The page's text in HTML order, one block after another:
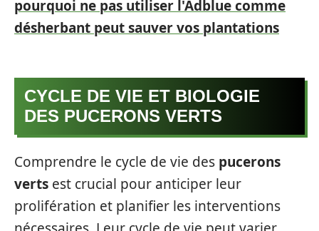
pourquoi ne pas utiliser l'Adblue comme
désherbant peut sauver vos plantations
CYCLE DE VIE ET BIOLOGIE
DES PUCERONS VERTS
Comprendre le cycle de vie des pucerons
verts est crucial pour anticiper leur
prolifération et planifier les interventions